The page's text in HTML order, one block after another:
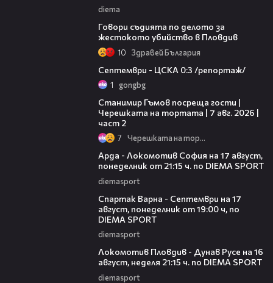
diema
Говори съдията по делото за
жестокото убийство в Пловдив
10 Здравей България
Септември - ЦСКА 0:3 /репортаж/
1 gongbg
Станимир Гъмов посреща гости |
Черешката на тортата | 7 авг. 2026 |
част 2
7 Черешката на тортата
Арда - Локомотив София на 17 август,
понеделник от 21:15 ч. по DIEMA SPORT
diemasport
Спартак Варна - Септември на 17
август, понеделник от 19:00 ч, по
DIEMA SPORT
diemasport
Локомотив Пловдив - Дунав Русе на 16
август, неделя 21:15 ч. по DIEMA SPORT
diemasport